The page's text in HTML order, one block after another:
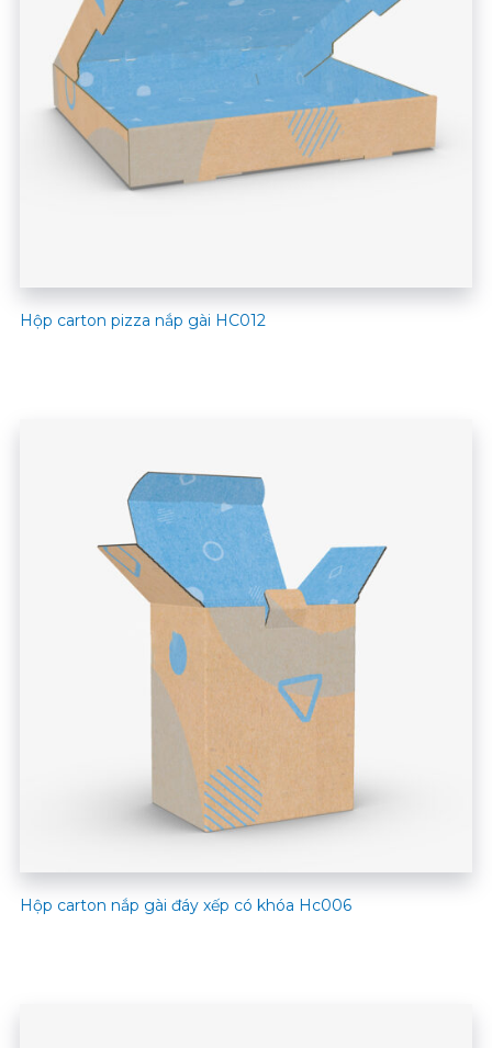
Hộp carton pizza nắp gài HC012
Hộp carton nắp gài đáy xếp có khóa Hc006